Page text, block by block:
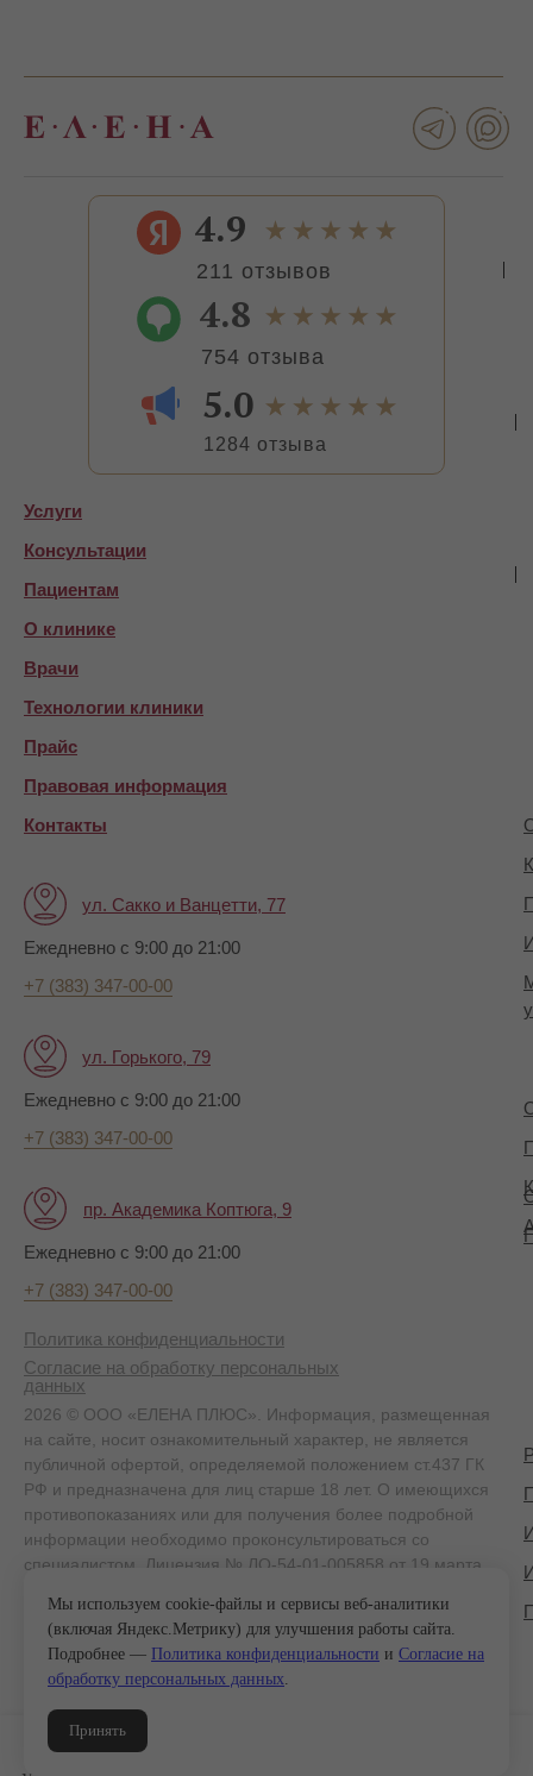
Мы используем cookie-файлы и сервисы веб-аналитики
(включая Яндекс.Метрику) для улучшения работы сайта.
Подробнее — Политика конфиденциальности и Согласие на
обработку персональных данных.
Принять
Пациентам
Консультации
Прайс
Услуги
Ежедневно с 9:00 до 21:00
+7 (383) 347-00-00
ул. Сакко и Ванцетти, 77
Ежедневно с 9:00 до 21:00
+7 (383) 347-00-00
ул. Горького, 79
Ежедневно с 9:00 до 21:00
+7 (383) 347-00-00
пр. Академика Коптюга, 9
О клинике
Технологии клиники
Врачи
Правовая информация
Контакты
Политика конфиденциальности
Согласие на обработку персональных
данных
Made by
WhatElse
Карта сайта
2026 © ООО «ЕЛЕНА ПЛЮС». Информация, размещенная
на сайте, носит ознакомительный характер, не является
публичной офертой, определяемой положением ст.437 ГК
РФ и предназначена для лиц старше 18 лет. О имеющихся
противопоказаниях или для получения более подробной
информации необходимо проконсультироваться со
специалистом. Лицензия № ЛО-54-01-005858 от 19 марта
211 отзывов
4.9
754 отзыва
4.8
1284 отзыва
5.0